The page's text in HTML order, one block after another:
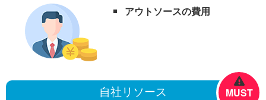
アウトソースの費用
自社リソース
MUST